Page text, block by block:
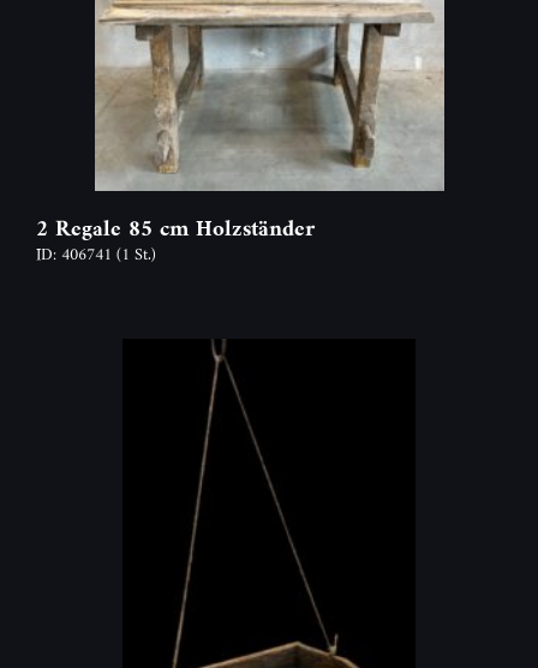
2 Regale 85 cm Holzständer
ID: 406741 (1 St.)